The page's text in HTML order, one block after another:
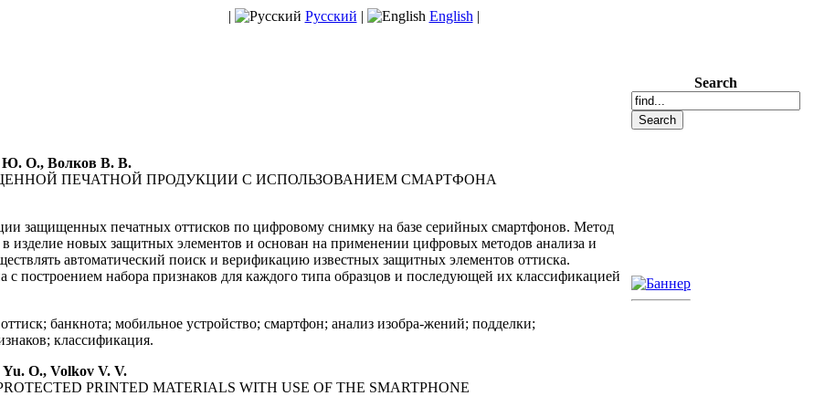
| Русский | English |
Ю. О., Волков В. В.
ПЕЧАТНОЙ ПРОДУКЦИИ С ИСПОЛЬЗОВАНИЕМ СМАРТФОНА
защищенных печатных оттисков по цифровому снимку на базе серийных смартфонов. Метод
в изделие новых защитных элементов и основан на применении цифровых методов анализа и
автоматический поиск и верификацию известных защитных элементов оттиска.
с построением набора признаков для каждого типа образцов и последующей их классификацией
банкнота; мобильное устройство; смартфон; анализ изобра-жений; подделки;
классификация.
O., Volkov V. V.
PRINTED MATERIALS WITH USE OF THE SMARTPHONE
Search